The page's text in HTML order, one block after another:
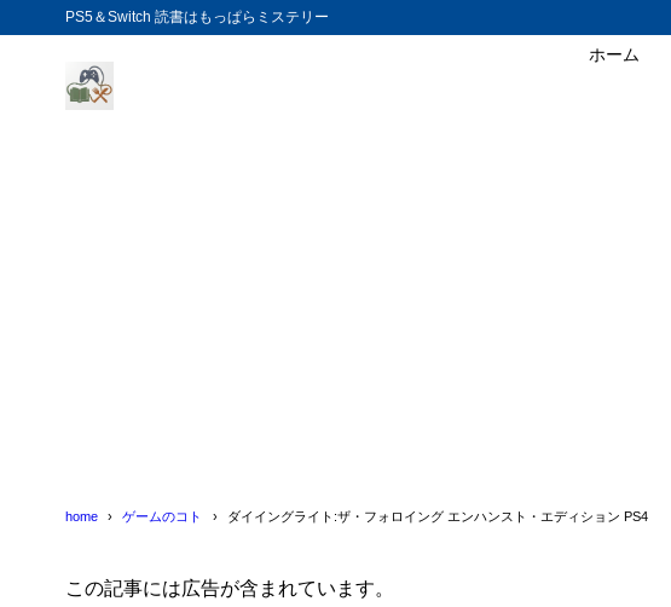
PS5＆Switch 読書はもっぱらミステリー
ホーム
home ゲームのコト ダイイングライト:ザ・フォロイング エンハンスト・エディション PS4
この記事には広告が含まれています。